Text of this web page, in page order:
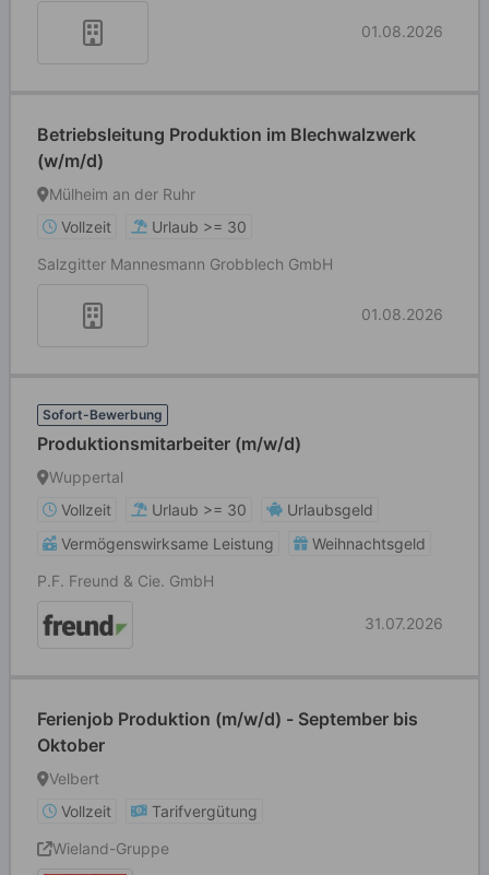
01.08.2026
Betriebsleitung Produktion im Blechwalzwerk
(w/m/d)
Mülheim an der Ruhr
Vollzeit
Urlaub >= 30
Salzgitter Mannesmann Grobblech GmbH
01.08.2026
Sofort-Bewerbung
Produktionsmitarbeiter (m/w/d)
Wuppertal
Vollzeit
Urlaub >= 30
Urlaubsgeld
Vermögenswirksame Leistung
Weihnachtsgeld
P.F. Freund & Cie. GmbH
31.07.2026
Ferienjob Produktion (m/w/d) - September bis
Oktober
Velbert
Vollzeit
Tarifvergütung
Wieland-Gruppe